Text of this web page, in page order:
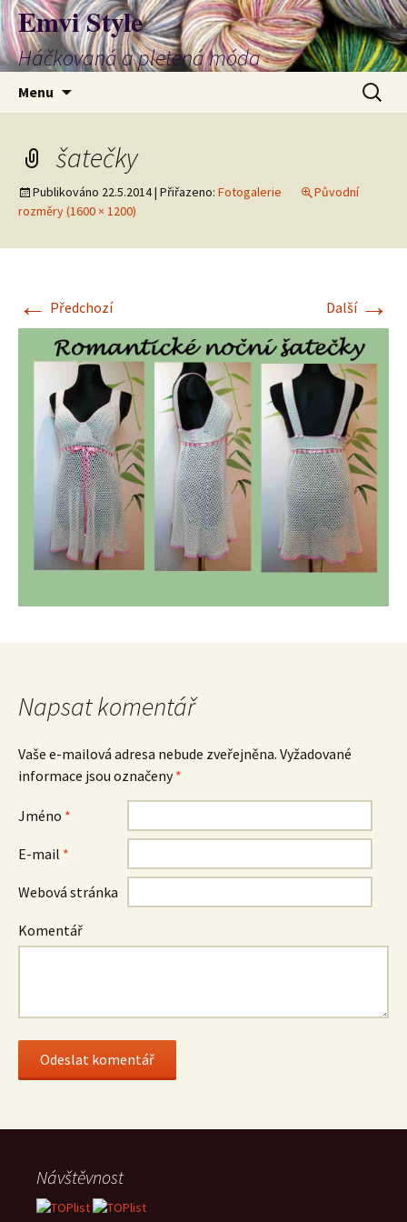
Emvi Style
Háčkovaná a pletená móda
Menu
webu
šatečky
Publikováno 22.5.2014| Přiřazeno: Fotogalerie
Původní
rozměry (1600 × 1200)
← Předchozí Další →
Napsat komentář
Vaše e-mailová adresa nebude zveřejněna. Vyžadované
informace jsou označeny*
Jméno *
E-mail *
Webová stránka
Komentář
Návštěvnost